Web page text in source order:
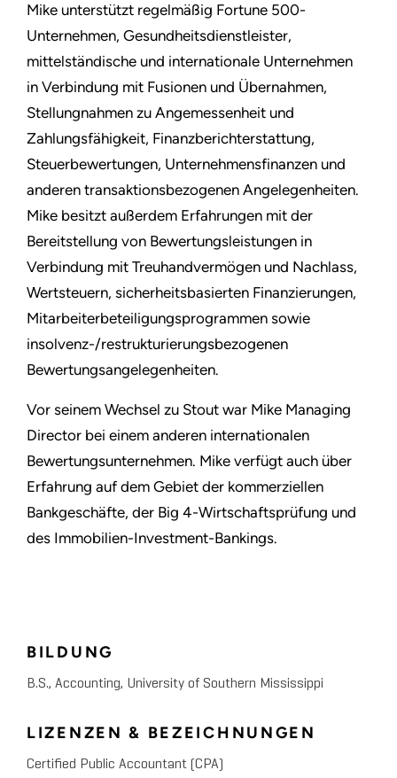
Mike unterstützt regelmäßig Fortune 500-
Unternehmen, Gesundheitsdienstleister,
mittelständische und internationale Unternehmen
in Verbindung mit Fusionen und Übernahmen,
Stellungnahmen zu Angemessenheit und
Zahlungsfähigkeit, Finanzberichterstattung,
Steuerbewertungen, Unternehmensfinanzen und
anderen transaktionsbezogenen Angelegenheiten.
Mike besitzt außerdem Erfahrungen mit der
Bereitstellung von Bewertungsleistungen in
Verbindung mit Treuhandvermögen und Nachlass,
Wertsteuern, sicherheitsbasierten Finanzierungen,
Mitarbeiterbeteiligungsprogrammen sowie
insolvenz-/restrukturierungsbezogenen
Bewertungsangelegenheiten.
Vor seinem Wechsel zu Stout war Mike Managing
Director bei einem anderen internationalen
Bewertungsunternehmen. Mike verfügt auch über
Erfahrung auf dem Gebiet der kommerziellen
Bankgeschäfte, der Big 4-Wirtschaftsprüfung und
des Immobilien-Investment-Bankings.
BILDUNG
B.S., Accounting, University of Southern Mississippi
LIZENZEN & BEZEICHNUNGEN
Certified Public Accountant (CPA)